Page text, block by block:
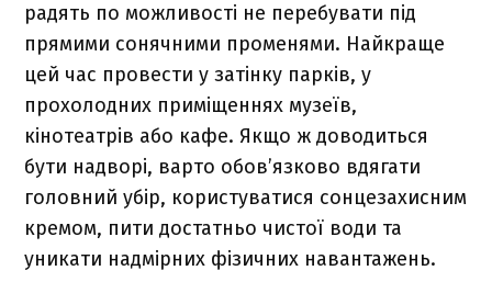
радять по можливості не перебувати під
прямими сонячними променями. Найкраще
цей час провести у затінку парків, у
прохолодних приміщеннях музеїв,
кінотеатрів або кафе. Якщо ж доводиться
бути надворі, варто обов’язково вдягати
головний убір, користуватися сонцезахисним
кремом, пити достатньо чистої води та
уникати надмірних фізичних навантажень.